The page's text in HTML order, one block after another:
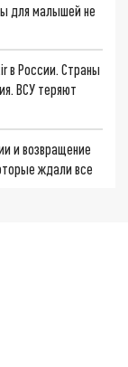
для малышей не
в России. Страны
ВСУ теряют
и возвращение
ждали все